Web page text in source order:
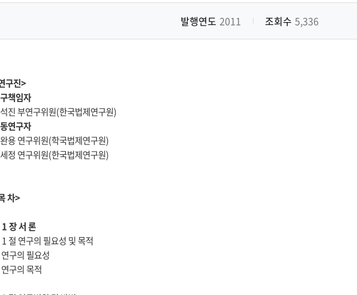
발행연도 2011 조회수 5,336
구진>
책임자
진 부연구위원(한국법제연구원)
연구자
용 연구위원(학국법제연구원)
정 연구위원(한국법제연구원)
차>
장 서 론
1 절 연구의 필요성 및 목적
구의 필요성
구의 목적